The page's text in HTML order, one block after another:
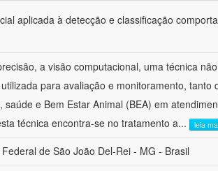
aplicada à detecção e classificação
a visão computacional, uma técnica
para avaliação e monitoramento, tanto
e Bem Estar Animal (BEA) em
técnica encontra-se no tratamento a... leia
de São João Del-Rei - MG - Brasil